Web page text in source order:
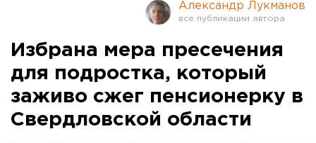
Оренбург
Александр Лукманов
Избрана мера пресечения
для подростка, который
заживо сжег пенсионерку в
Свердловской области